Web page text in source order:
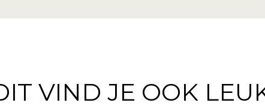
VIND JE OOK